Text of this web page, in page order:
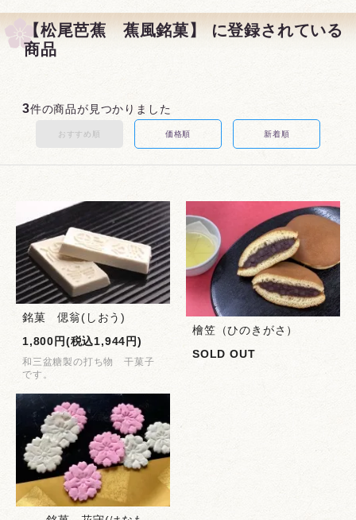
【松尾芭蕉 蕉風銘菓】 に登録されている
商品
3件の商品が見つかりました
おすすめ順 価格順 新着順
銘菓 偲翁(しおう)
1,800円(税込1,944円)
和三盆糖製の打ち物 干菓子
です。
檜笠（ひのきがさ）
SOLD OUT